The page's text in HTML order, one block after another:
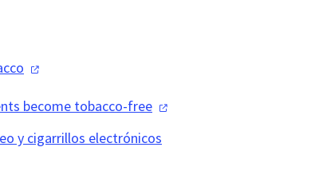
become tobacco-free
y cigarrillos electrónicos